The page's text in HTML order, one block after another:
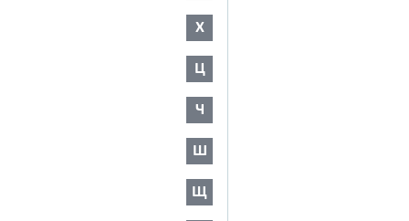
Х
Ц
Ч
Ш
Щ